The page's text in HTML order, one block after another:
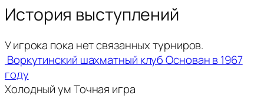
История выступлений
У игрока пока нет связанных турниров.
Воркутинский шахматный клубОснован в 1967
году
Холодный умТочная игра